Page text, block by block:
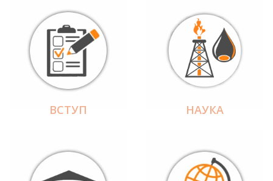
ВСТУП НАУКА